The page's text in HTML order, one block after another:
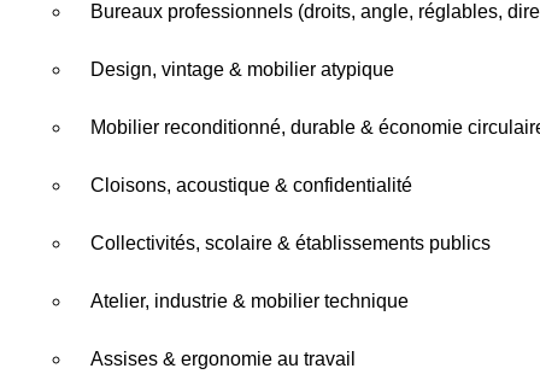
Bureaux professionnels (droits, angle, réglables,
Design, vintage & mobilier atypique
Mobilier reconditionné, durable & économie
Cloisons, acoustique & confidentialité
Collectivités, scolaire & établissements publics
Atelier, industrie & mobilier technique
Assises & ergonomie au travail